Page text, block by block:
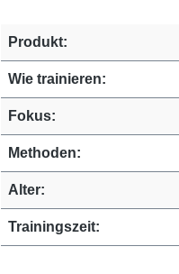
Produkt:
Wie trainieren:
Fokus:
Methoden:
Alter:
Trainingszeit: